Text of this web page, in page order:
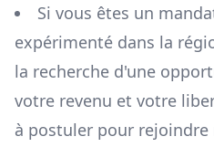
Si vous êtes un
expérimenté dans la
la recherche d'une
votre revenu et votre
à postuler pour rejoindre